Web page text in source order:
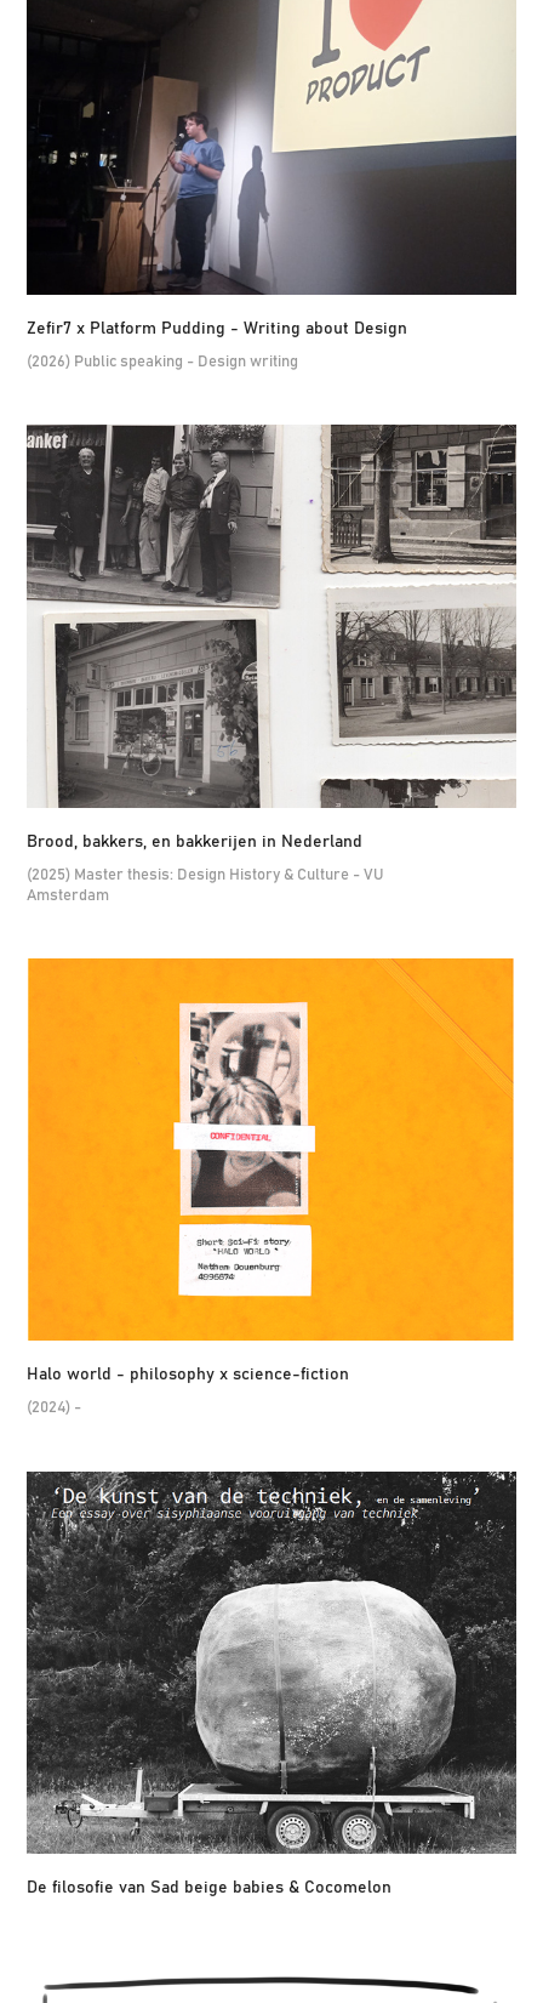
Zefir7 x Platform Pudding - Writing about Design
(2026) Public speaking - Design writing
Brood, bakkers, en bakkerijen in Nederland
(2025) Master thesis: Design History & Culture - VU
Amsterdam
Halo world - philosophy x science-fiction
(2024) -
De filosofie van Sad beige babies & Cocomelon